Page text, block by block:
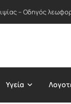
– Οδηγός
Υγεία